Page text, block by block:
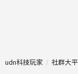
udn科技玩家 社群大